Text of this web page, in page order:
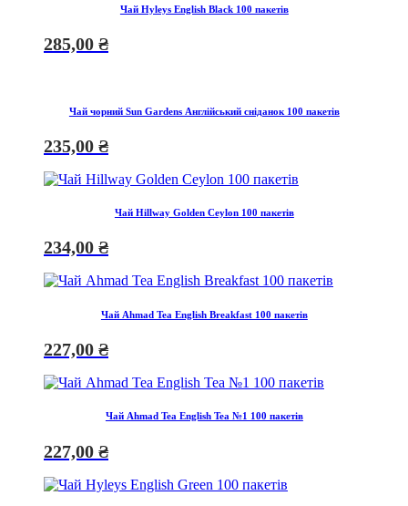
Чай Hyleys English Black 100 пакетів
285,00 ₴
Чай чорний Sun Gardens Англійський сніданок 100 пакетів
235,00 ₴
Чай Hillway Golden Ceylon 100 пакетів
234,00 ₴
Чай Ahmad Tea English Breakfast 100 пакетів
227,00 ₴
Чай Ahmad Tea English Tea №1 100 пакетів
227,00 ₴